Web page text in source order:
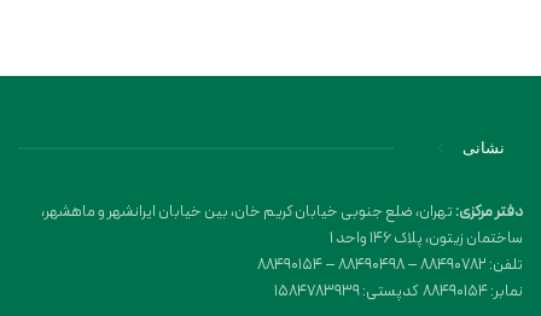
نشانی
دفتر مرکزی:تهران، ضلع جنوبی خیابان کریم خان، بین خیابان ایرانشهر و ماهشهر،
ساختمان زیتون، پلاک 146 واحد 1
تلفن: 88490782 – 88490498 – 88490154
نمابر: 88490154 کدپستی: 1584783939